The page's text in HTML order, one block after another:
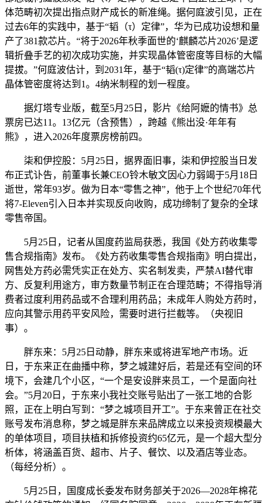
体范畴初次提出指点财产成长的新准绳。据何庭波引见，正在
过去6年的实践中，基于“韬（τ）定律”，华为已成功设想和量
产了381款芯片。“将于2026年秋季面世的‘麒麟芯片2026’是逻
辑折叠手艺的初次成功实施，并实现晶体管密度等目标的大幅
提拔。”何庭波估计，到2031年，基于“韬(τ)定律”的高端芯片
晶体管密度将达到1。4纳米制程的划一程度。
据灯塔专业版，截至5月25日，影片《给阿嬷的情书》总
票房已达11。13亿元（含预售），跨越《熊出没·年年有
熊》，进入2026年度票房榜前四。
柒和伊控股：5月25日，据界面旧事，柒和伊控股当日发
布正式讣告，前董事长兼CEO铃木敏文因心力弱竭于5月18日
逝世，常年93岁。做为日本“零售之神”，他于上个世纪70年代
将7-Eleven引入日本并实现反向收购，成功缔制了复杂的全球
零售帝国。
5月25日，记者从国度药监局获悉，我国《处方药收集零
售合规指南》发布。《处方药收集零售合规指南》明白提出，
网售处方药必需凭实正在处方、实名制发卖，严禁AI替代审
方、反复利用途方，审方数量节制正在合理范畴；不得指导消
费者过度利用药品或不合理利用药品；未成年人购处方药时，
应向其警示用药平安风险，需要时进行拦截等。（央视旧
事）。
胖东来：5月25日动静，胖东来或将进军地产市场。近
日，于东来正在曲播中称，梦之城建好后，若是还有空间的环
境下，会建几个小区，“一个是安设胖来员工，一个是面向社
会。”5月20日，于东来小我社交账号贴出了一张工地的合影
照，正在上明白写到：“梦之城项目开工”。于东来曾正在社交
账号发布消息称，梦之城是胖东来品牌成立以来投资规模最大
的单体项目，项目扶植和拆修投资约65亿元，是一个超大型分
析体，将涵盖百货、超市、片子、餐饮、以及酒店等业态。
（每经分析）。
5月25日，国度成长委发布财务部关于2026—2028年棉花